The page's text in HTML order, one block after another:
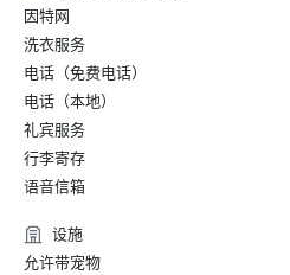
因特网
洗衣服务
电话（免费电话）
电话（本地）
礼宾服务
行李寄存
语音信箱
设施
允许带宠物